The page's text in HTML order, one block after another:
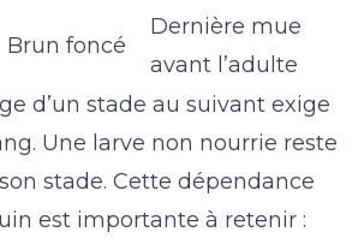
Brun foncé
Dernière mue
avant l’adulte
d’un stade au suivant exige
Une larve non nourrie reste
stade. Cette dépendance
est importante à retenir :